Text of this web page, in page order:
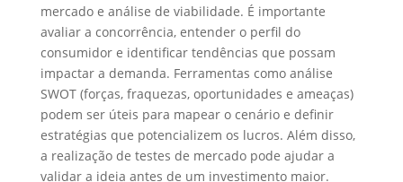
mercado e análise de viabilidade. É importante
avaliar a concorrência, entender o perfil do
consumidor e identificar tendências que possam
impactar a demanda. Ferramentas como análise
SWOT (forças, fraquezas, oportunidades e ameaças)
podem ser úteis para mapear o cenário e definir
estratégias que potencializem os lucros. Além disso,
a realização de testes de mercado pode ajudar a
validar a ideia antes de um investimento maior.